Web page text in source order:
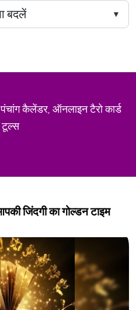
कैलेंडर, ऑनलाइन टैरो कार्ड
टूल्स
जिंदगी का गोल्डन टाइम